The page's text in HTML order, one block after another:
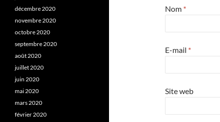
Nom *
E-mail *
Site web
décembre 2020
novembre 2020
octobre 2020
septembre 2020
août 2020
juillet 2020
juin 2020
mai 2020
mars 2020
février 2020